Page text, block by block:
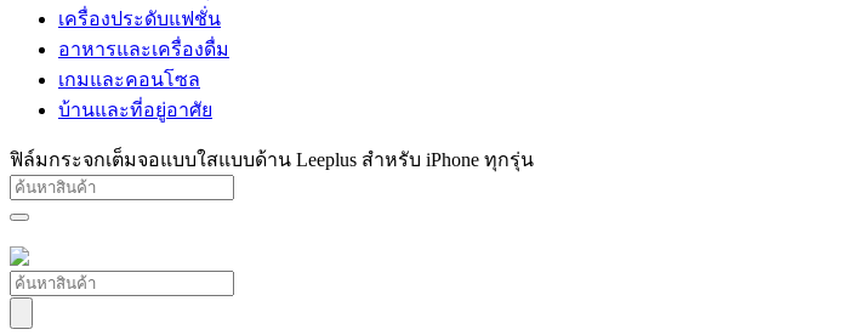
เครื่องประดับแฟชั่น
อาหารและเครื่องดื่ม
เกมและคอนโซล
บ้านและที่อยู่อาศัย
ฟิล์มกระจกเต็มจอแบบใสแบบด้าน Leeplus สำหรับ iPhone ทุกรุ่น